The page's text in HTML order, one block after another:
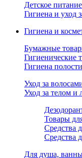
Детское питание
Гигиена и уход
Гигиена и
Бумажные
Гигиенические
Гигиена
Уход за
Уход за телом и
Товары
Средства
Средства
Для душа,